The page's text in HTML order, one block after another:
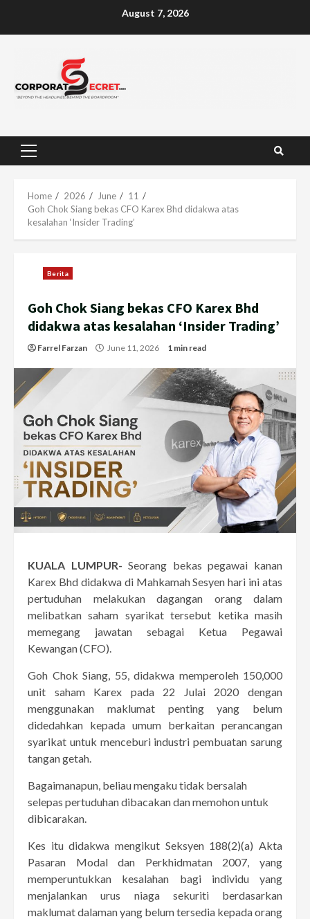
August 7, 2026
Primary
Home 2026 June
11
Goh Chok Siang bekas CFO Karex Bhd didakwa atas
kesalahan ‘Insider Trading’
Berita
Goh Chok Siang bekas CFO Karex Bhd
didakwa atas kesalahan ‘Insider Trading’
Farrel Farzan June 11, 2026 1 min read
KUALA LUMPUR-Seorang bekas pegawai kanan
Karex Bhd didakwa di Mahkamah Sesyen hari ini atas
pertuduhan melakukan dagangan orang dalam
melibatkan saham syarikat tersebut ketika masih
memegang jawatan sebagai Ketua Pegawai
Kewangan (CFO).
Goh Chok Siang, 55, didakwa memperoleh 150,000
unit saham Karex pada 22 Julai 2020 dengan
menggunakan maklumat penting yang belum
didedahkan kepada umum berkaitan perancangan
syarikat untuk menceburi industri pembuatan sarung
tangan getah.
Bagaimanapun, beliau mengaku tidak bersalah
selepas pertuduhan dibacakan dan memohon untuk
dibicarakan.
Kes itu didakwa mengikut Seksyen 188(2)(a) Akta
Pasaran Modal dan Perkhidmatan 2007, yang
memperuntukkan kesalahan bagi individu yang
menjalankan urus niaga sekuriti berdasarkan
maklumat dalaman yang belum tersedia kepada orang